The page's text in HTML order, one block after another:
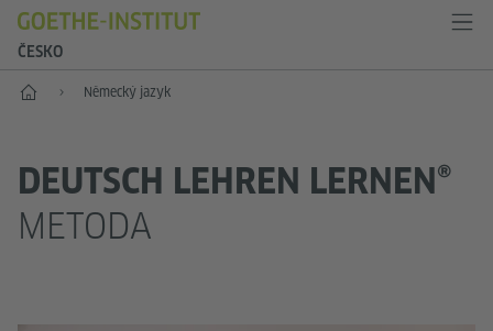
ČESKO
Hlavní stránkaNěmecký jazyk
DEUTSCH LEHREN LERNEN®
METODA